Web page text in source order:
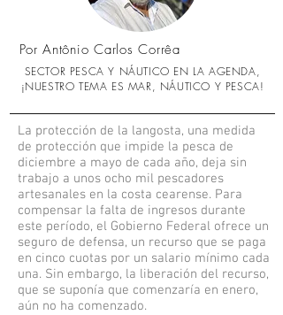
Por Antônio Carlos Corrêa
SECTOR PESCA Y NÁUTICO EN LA AGENDA,
¡NUESTRO TEMA ES MAR, NÁUTICO Y PESCA!
La protección de la langosta, una medida
de protección que impide la pesca de
diciembre a mayo de cada año, deja sin
trabajo a unos ocho mil pescadores
artesanales en la costa cearense. Para
compensar la falta de ingresos durante
este período, el Gobierno Federal ofrece un
seguro de defensa, un recurso que se paga
en cinco cuotas por un salario mínimo cada
una. Sin embargo, la liberación del recurso,
que se suponía que comenzaría en enero,
aún no ha comenzado.